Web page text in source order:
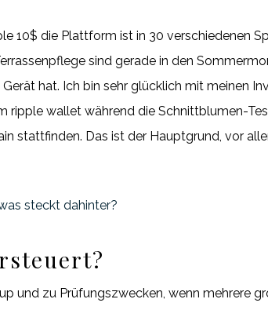
10$ die Plattform ist in 30 verschiedenen
sind gerade in den
hat. Ich bin sehr glücklich mit meinen
ripple wallet während die Schnittblumen-
stattfinden. Das ist der Hauptgrund, vor
steckt dahinter?
und zu Prüfungszwecken, wenn mehrere